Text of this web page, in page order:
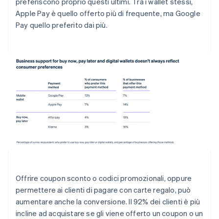
Apple Pay è quello offerto più di frequente, ma Google
Pay quello preferito dai più.
Offrire coupon sconto o codici promozionali, oppure
permettere ai clienti di pagare con carte regalo, può
aumentare anche la conversione. Il 92% dei clienti è più
incline ad acquistare se gli viene offerto un coupon o un